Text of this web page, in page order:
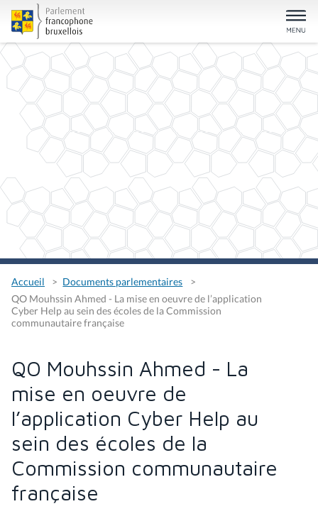
Accueil
Documents parlementaires
QO Mouhssin Ahmed - La mise en oeuvre de l’application
Cyber Help au sein des écoles de la Commission
communautaire française
QO Mouhssin Ahmed - La
mise en oeuvre de
l’application Cyber Help au
sein des écoles de la
Commission communautaire
française